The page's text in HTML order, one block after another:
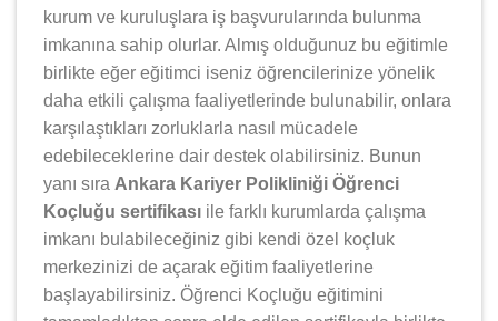
kurum ve kuruluşlara iş başvurularında bulunma
imkanına sahip olurlar. Almış olduğunuz bu eğitimle
birlikte eğer eğitimci iseniz öğrencilerinize yönelik
daha etkili çalışma faaliyetlerinde bulunabilir, onlara
karşılaştıkları zorluklarla nasıl mücadele
edebileceklerine dair destek olabilirsiniz. Bunun
yanı sıra Ankara Kariyer Polikliniği Öğrenci
Koçluğu sertifikası ile farklı kurumlarda çalışma
imkanı bulabileceğiniz gibi kendi özel koçluk
merkezinizi de açarak eğitim faaliyetlerine
başlayabilirsiniz. Öğrenci Koçluğu eğitimini